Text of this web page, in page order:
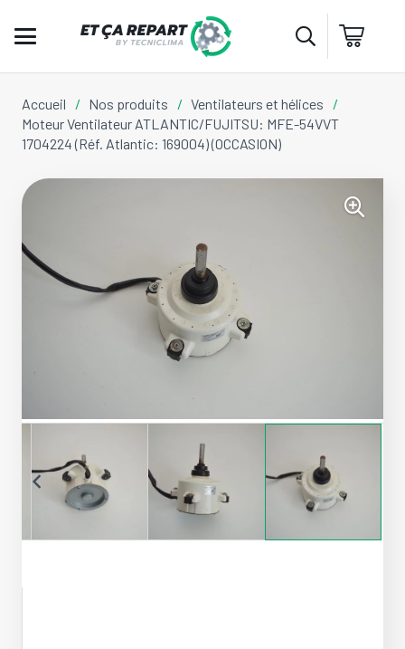
Accueil / Nos produits / Ventilateurs et hélices
/
Moteur Ventilateur ATLANTIC/FUJITSU: MFE-54VVT
1704224 (Réf. Atlantic: 169004) (OCCASION)